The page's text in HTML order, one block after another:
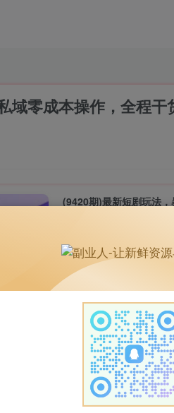
域零成本操作，全程干
(9420期)最新短剧玩法
此内容为付费资源，请付
￥9.9
52云课堂VIP 免费